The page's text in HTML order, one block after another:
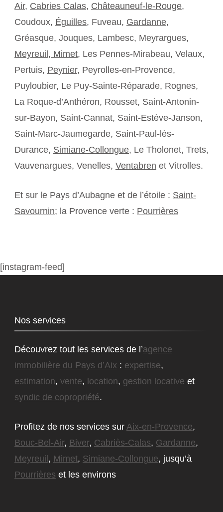
Air, Cabries Calas, Châteauneuf-le-Rouge,
Coudoux, Éguilles, Fuveau, Gardanne,
Gréasque, Jouques, Lambesc, Meyrargues,
Meyreuil, Mimet, Les Pennes-Mirabeau, Velaux,
Pertuis, Peynier, Peyrolles-en-Provence,
Puyloubier, Le Puy-Sainte-Réparade, Rognes,
La Roque-d’Anthéron, Rousset, Saint-Antonin-
sur-Bayon, Saint-Cannat, Saint-Estève-Janson,
Saint-Marc-Jaumegarde, Saint-Paul-lès-
Durance, Simiane-Collongue, Le Tholonet, Trets,
Vauvenargues, Venelles, Ventabren et Vitrolles.
Et sur le Pays d’Aubagne et de l’étoile : Saint-
Savournin; la Provence verte : Pourrières
[instagram-feed]
Nos services
Découvrez tout les services de l’agence
immobilière du Pays d’Aix : expertise,
estimation, vente, location, gestion locative et
syndic de copropriété.
Profitez de nos services sur Aix-en-Provence,
Bouc-Bel-Air, Biver, Cabriès-Calas, Gardanne,
Meyreuil, Mimet, Simiane-Collongue, jusqu’à
Pourrières et les environs